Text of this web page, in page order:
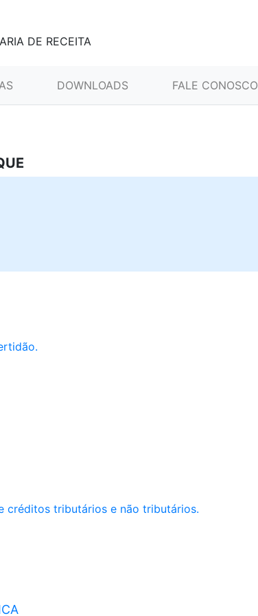
DE RECEITA
DOWNLOADS FALE CONOSCO
créditos tributários e não tributários.